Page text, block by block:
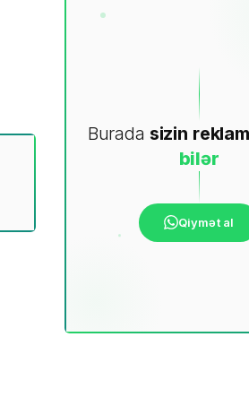
Burada sizin
bilər
Qiymət al